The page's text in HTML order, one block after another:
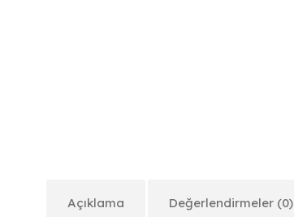
Açıklama Değerlendirmeler (0)